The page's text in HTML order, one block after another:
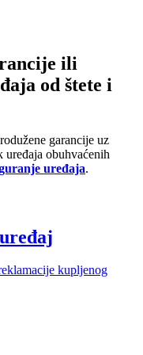
ili
od štete i
garancije uz
uređaja obuhvaćenih
uređaja.
kupljenog